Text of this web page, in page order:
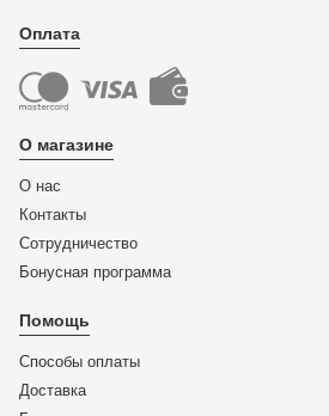
Оплата
О магазине
О нас
Контакты
Сотрудничество
Бонусная программа
Помощь
Способы оплаты
Доставка